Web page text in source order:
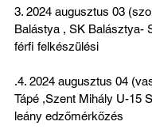
3. 2024 augusztus 03
Balástya , SK Balásztya-
férfi felkészülési
.4. 2024 augusztus 04
Tápé ,Szent Mihály U-15
leány edzőmérkőzés